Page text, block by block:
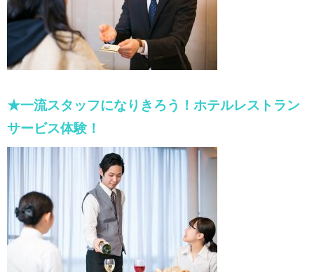
★一流スタッフになりきろう！ホテルレストラン
サービス体験！